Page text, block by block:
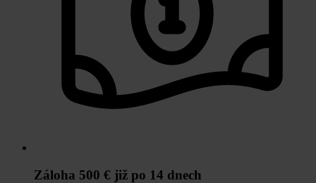
Záloha 500 € již po 14 dnech